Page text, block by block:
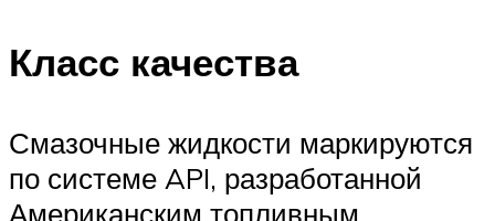
Класс качества
Смазочные жидкости маркируются
по системе API, разработанной
Американским топливным